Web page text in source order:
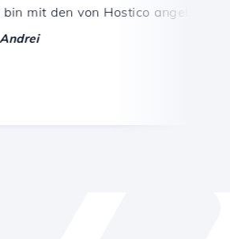
technische Unterstützung.
den von Hostico angebotenen